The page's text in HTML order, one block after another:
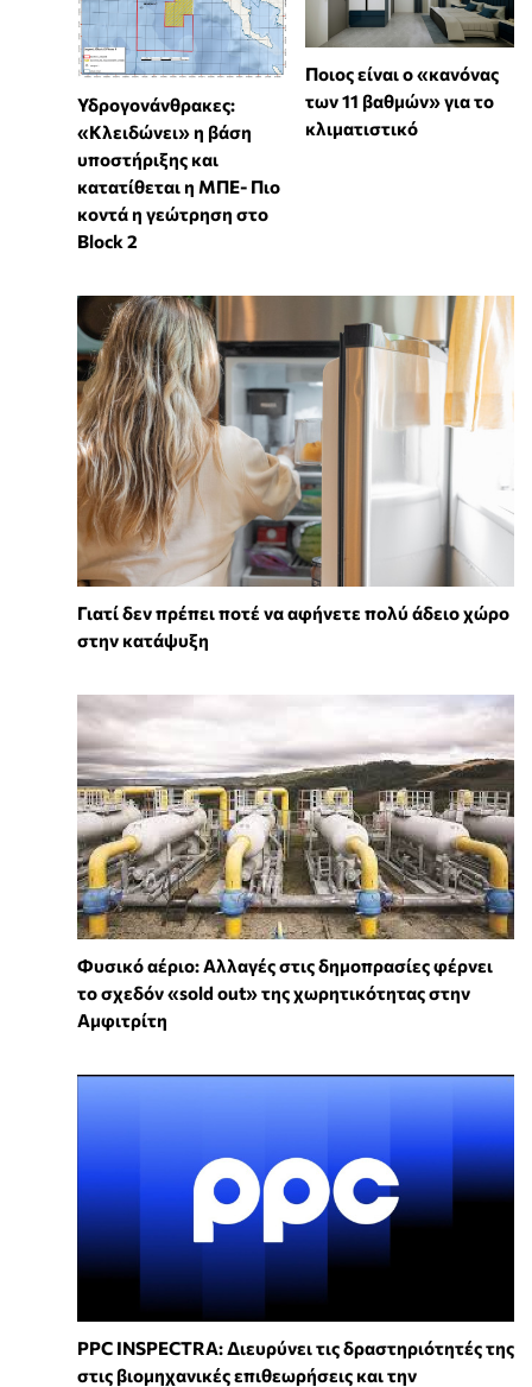
Υδρογονάνθρακες:
«Κλειδώνει» η βάση
υποστήριξης και
κατατίθεται η ΜΠΕ- Πιο
κοντά η γεώτρηση στο
Block 2
Ποιος είναι ο «κανόνας
των 11 βαθμών» για το
κλιματιστικό
Γιατί δεν πρέπει ποτέ να αφήνετε πολύ άδειο χώρο
στην κατάψυξη
Φυσικό αέριο: Αλλαγές στις δημοπρασίες φέρνει
το σχεδόν «sold out» της χωρητικότητας στην
Αμφιτρίτη
PPC INSPECTRA: Διευρύνει τις δραστηριότητές της
στις βιομηχανικές επιθεωρήσεις και την